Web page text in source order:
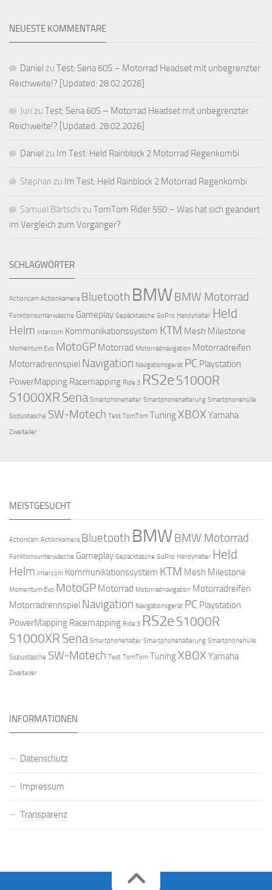
NEUESTE KOMMENTARE
Daniel zu Test: Sena 60S – Motorrad Headset mit unbegrenzter
Reichweite!? [Updated: 28.02.2026]
Juri zu Test: Sena 60S – Motorrad Headset mit unbegrenzter
Reichweite!? [Updated: 28.02.2026]
Daniel zu Im Test: Held Rainblock 2 Motorrad Regenkombi
Stephan zu Im Test: Held Rainblock 2 Motorrad Regenkombi
Samuel Bärtschi zu TomTom Rider 550 – Was hat sich geändert
im Vergleich zum Vorgänger?
SCHLAGWÖRTER
Actioncam Actionkamera Bluetooth BMWBMW Motorrad
Funktionsunterwäsche Gameplay Gepäcktasche GoPro Handyhalter Held
Helm Intercom Kommunikationssystem KTM Mesh Milestone
Momentum Evo MotoGP Motorrad Motorradnavigation Motorradreifen
Motorradrennspiel Navigation Navigationsgerät PC Playstation
PowerMapping Racemapping Ride 3 RS2e S1000R
S1000XR Sena Smartphonehalter Smartphonehalterung Smartphonehülle
Soziustasche SW-Motech Test TomTom TuningXBOX Yamaha
Zweiteiler
MEISTGESUCHT
Actioncam Actionkamera Bluetooth BMWBMW Motorrad
Funktionsunterwäsche Gameplay Gepäcktasche GoPro Handyhalter Held
Helm Intercom Kommunikationssystem KTM Mesh Milestone
Momentum Evo MotoGP Motorrad Motorradnavigation Motorradreifen
Motorradrennspiel Navigation Navigationsgerät PC Playstation
PowerMapping Racemapping Ride 3 RS2e S1000R
S1000XR Sena Smartphonehalter Smartphonehalterung Smartphonehülle
Soziustasche SW-Motech Test TomTom TuningXBOX Yamaha
Zweiteiler
INFORMATIONEN
Datenschutz
Impressum
Transparenz